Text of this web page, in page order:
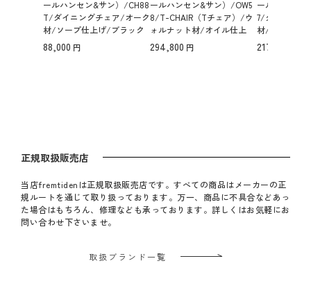
ールハンセン&サン）/CH88
T/ダイニングチェア/オーク
材/ソープ仕上げ/ブラック
脚 【納期】ご注文後確認
88,000
ールハンセン&サン）/OW5
8/T-CHAIR（Tチェア）/ウ
ォルナット材/オイル仕上
げ/Leather group B/Thor 3
01/ダイニングチェア【納
294,800
ールハンセン
7/ダイニング
材/ホワイト
ブラックペー
【納期】ご注
217,800
正規取扱販売店
当店fremtidenは正規取扱販売店です。すべての商品はメーカーの正
規ルートを通じて取り扱っております。万一、商品に不具合などあっ
た場合はもちろん、修理なども承っております。詳しくはお気軽にお
問い合わせ下さいませ。
取扱ブランド一覧